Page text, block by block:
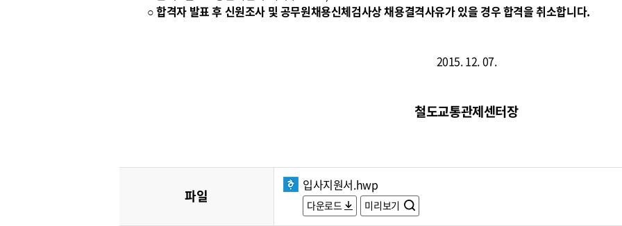
○ 합격자 발표 후 신원조사 및 공무원채용신체검사상 채용결격사유가 있을 경우 합격을 취소합니다.
2015. 12. 07.
철도교통관제센터장
파일
입사지원서.hwp
다운로드 미리보기